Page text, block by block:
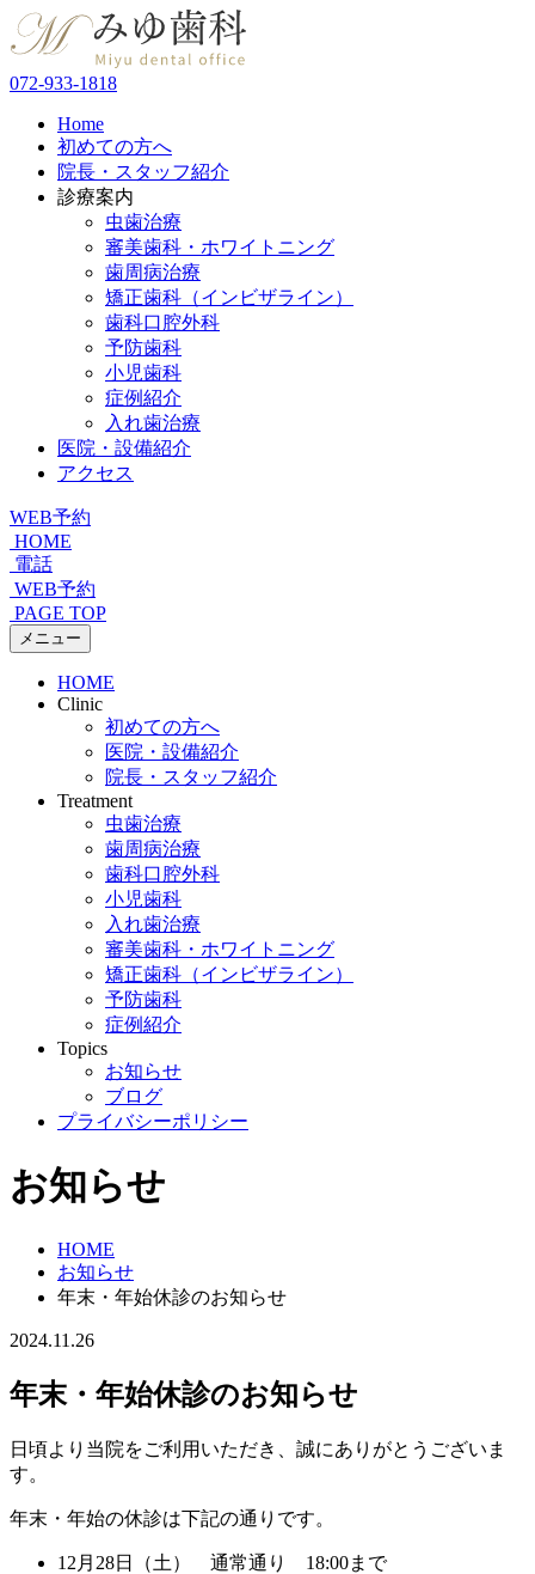
072-933-1818
Home
初めての方へ
院長・スタッフ紹介
診療案内
虫歯治療
審美歯科・ホワイトニング
歯周病治療
矯正歯科（インビザライン）
歯科口腔外科
予防歯科
小児歯科
症例紹介
入れ歯治療
医院・設備紹介
アクセス
WEB予約
HOME
電話
WEB予約
PAGE TOP
メニュー
HOME
Clinic
初めての方へ
医院・設備紹介
院長・スタッフ紹介
Treatment
虫歯治療
歯周病治療
歯科口腔外科
小児歯科
入れ歯治療
審美歯科・ホワイトニング
矯正歯科（インビザライン）
予防歯科
症例紹介
Topics
お知らせ
ブログ
プライバシーポリシー
お知らせ
HOME
お知らせ
年末・年始休診のお知らせ
2024.11.26
年末・年始休診のお知らせ
日頃より当院をご利用いただき、誠にありがとうございま
す。
年末・年始の休診は下記の通りです。
12月28日（土） 通常通り 18:00まで